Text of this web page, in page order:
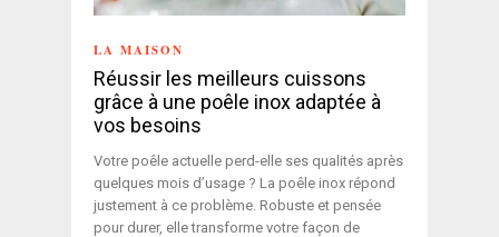
LA MAISON
Réussir les meilleurs cuissons
grâce à une poêle inox adaptée à
vos besoins
Votre poêle actuelle perd-elle ses qualités après
quelques mois d’usage ? La poêle inox répond
justement à ce problème. Robuste et pensée
pour durer, elle transforme votre façon de